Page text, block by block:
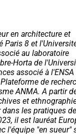
en architecture et
Paris 8 et
au laboratoire
Horta de
associé à l'ENSA
de
ANMA. A partir
et
les pratiques de
il est lauréat
l'équipe "en sueur"